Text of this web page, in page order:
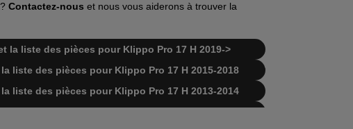
Contactez-nous et nous vous aiderons à trouver la
la liste des pièces pour Klippo Pro 17 H 2019->
liste des pièces pour Klippo Pro 17 H 2015-2018
liste des pièces pour Klippo Pro 17 H 2013-2014